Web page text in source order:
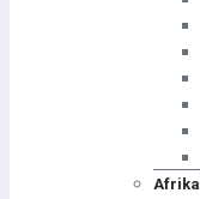
Afrika